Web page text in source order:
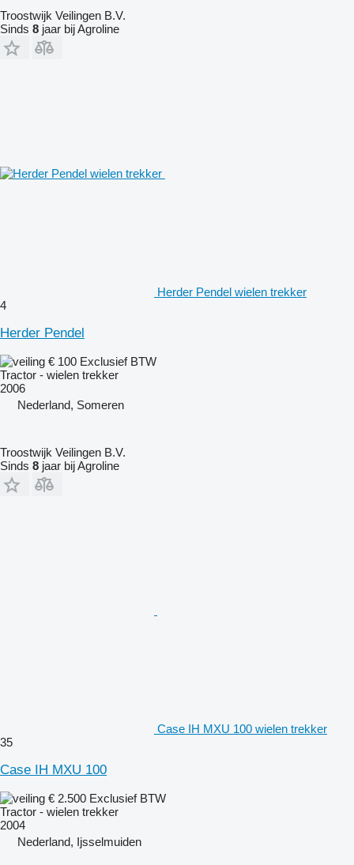
Troostwijk Veilingen B.V.
Sinds 8 jaar bij Agroline
Herder Pendel wielen trekker
4
Herder Pendel
€ 100 Exclusief BTW
Tractor - wielen trekker
2006
Nederland, Someren
Troostwijk Veilingen B.V.
Sinds 8 jaar bij Agroline
Case IH MXU 100 wielen trekker
35
Case IH MXU 100
€ 2.500 Exclusief BTW
Tractor - wielen trekker
2004
Nederland, Ijsselmuiden